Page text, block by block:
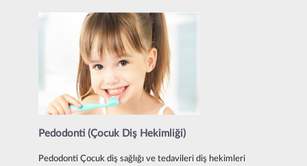
Pedodonti (Çocuk Diş Hekimliği)
Pedodonti Çocuk diş sağlığı ve tedavileri diş hekimleri